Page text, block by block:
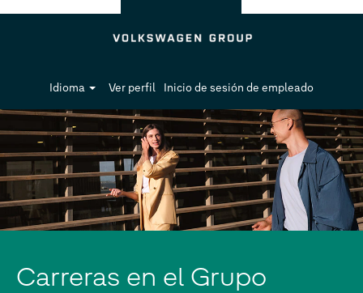
Idioma Ver perfil Inicio de sesión de empleado
Carreras en el Grupo